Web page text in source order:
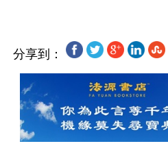
分享到：